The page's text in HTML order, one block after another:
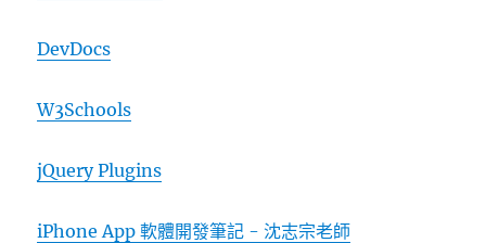
DevDocs
W3Schools
jQuery Plugins
iPhone App 軟體開發筆記 - 沈志宗老師